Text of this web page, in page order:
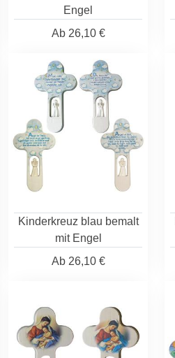
Engel
Ab26,10 €
Kinderkreuz blau bemalt
mit Engel
Ab26,10 €